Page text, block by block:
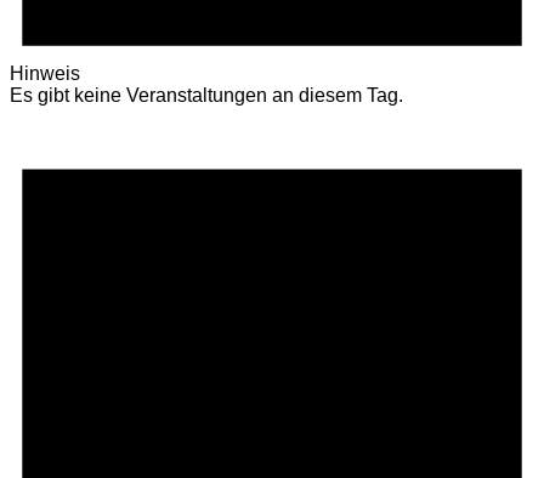
Hinweis
Es gibt keine Veranstaltungen an diesem Tag.